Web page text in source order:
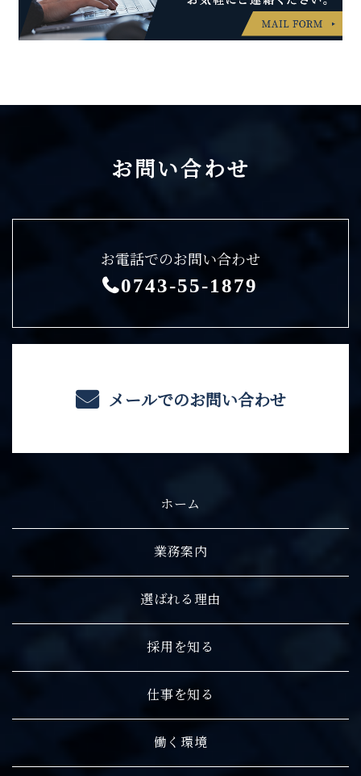
お問い合わせ
お電話でのお問い合わせ
0743-55-1879
メールでのお問い合わせ
ホーム
業務案内
選ばれる理由
採用を知る
仕事を知る
働く環境